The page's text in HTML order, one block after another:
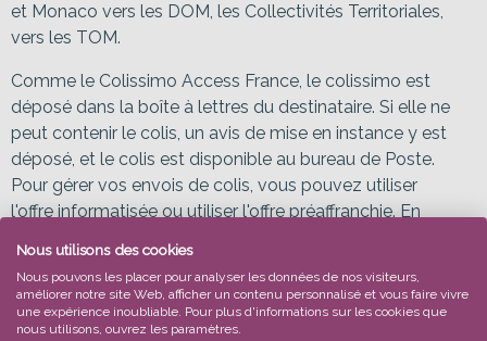
et Monaco vers les DOM, les Collectivités Territoriales,
vers les TOM.
Comme le Colissimo Access France, le colissimo est
déposé dans la boîte à lettres du destinataire. Si elle ne
peut contenir le colis, un avis de mise en instance y est
déposé, et le colis est disponible au bureau de Poste.
Pour gérer vos envois de colis, vous pouvez utiliser
l'offre informatisée ou utiliser l'offre préaffranchie. En
Colis Economique Outre-Mer
Nous utilisons des cookies
Nous pouvons les placer pour analyser les données de nos visiteurs,
améliorer notre site Web, afficher un contenu personnalisé et vous faire vivre
une expérience inoubliable. Pour plus d'informations sur les cookies que
nous utilisons, ouvrez les paramètres.